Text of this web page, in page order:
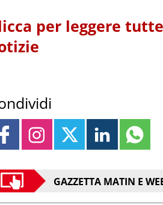
per leggere
GAZZETTA MATIN E